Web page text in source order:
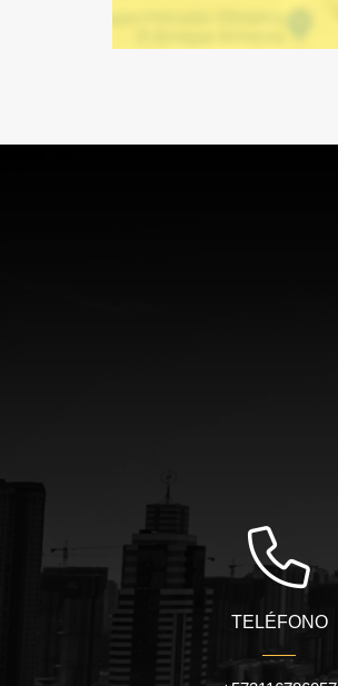
TELÉFONO